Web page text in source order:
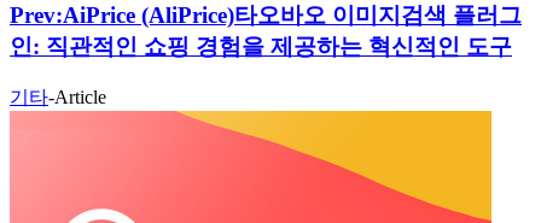
Prev:AiPrice (AliPrice)타오바오 이미지검색 플러그
인: 직관적인 쇼핑 경험을 제공하는 혁신적인 도구
기타-Article